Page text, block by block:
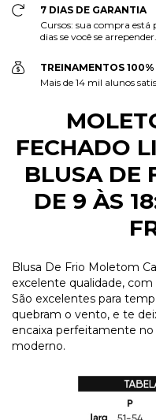
7 DIAS DE GARANTIA
Cursos: sua compra
dias se você se arrepender.
TREINAMENTOS
Mais de 14 mil alunos
FECHADO
BLUSA DE
DE 9 ÀS
Blusa De Frio Moletom
excelente qualidade,
São excelentes para
quebram o vento, e te
encaixa perfeitamente
moderno.